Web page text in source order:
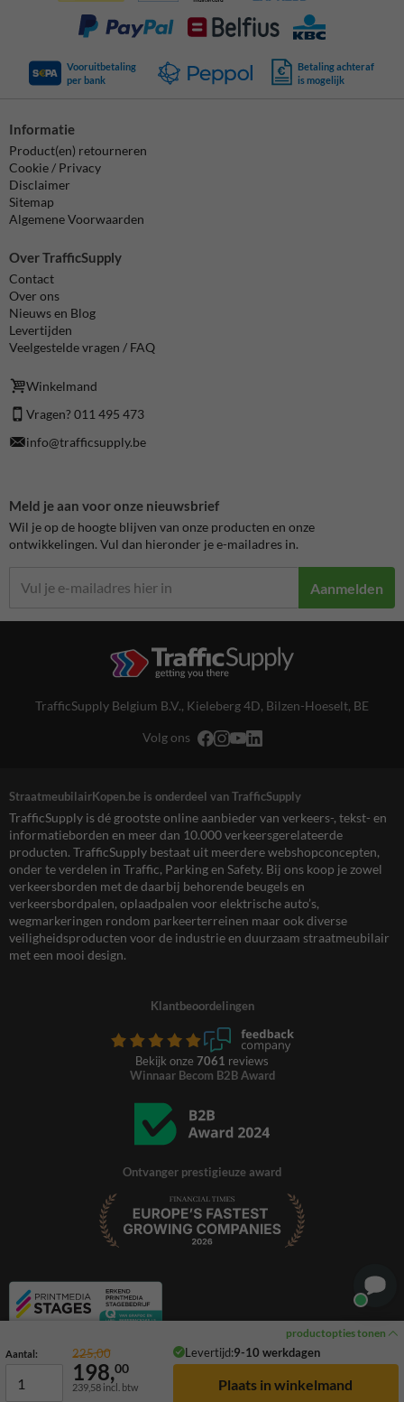
productopties tonen
Aantal: 225,00 Levertijd:9-10 werkdagen
198,00
239,58 incl. btw
Vooruitbetaling
per bank
Betaling achteraf
is mogelijk
Informatie
Product(en) retourneren
Cookie / Privacy
Disclaimer
Sitemap
Algemene Voorwaarden
Over TrafficSupply
Contact
Over ons
Nieuws en Blog
Levertijden
Veelgestelde vragen / FAQ
Winkelmand
Vragen? 011 495 473
info@trafficsupply.be
Meld je aan voor onze nieuwsbrief
Wil je op de hoogte blijven van onze producten en onze
ontwikkelingen. Vul dan hieronder je e-mailadres in.
Aanmelden
TrafficSupply Belgium B.V., Kieleberg 4D, Bilzen-Hoeselt, BE
Volg ons
StraatmeubilairKopen.be is onderdeel van TrafficSupply
TrafficSupply is dé grootste online aanbieder van verkeers-, tekst- en
informatieborden en meer dan 10.000 verkeersgerelateerde
producten. TrafficSupply bestaat uit meerdere webshopconcepten,
onder te verdelen in Traffic, Parking en Safety. Bij ons koop je zowel
verkeersborden met de daarbij behorende beugels en
verkeersbordpalen, oplaadpalen voor elektrische auto’s,
wegmarkeringen rondom parkeerterreinen maar ook diverse
veiligheidsproducten voor de industrie en duurzaam straatmeubilair
met een mooi design.
Klantbeoordelingen
Bekijk onze 7061 reviews
Winnaar Becom B2B Award
Ontvanger prestigieuze award
© 2026 TrafficSupply. Alle rechten voorbehouden.